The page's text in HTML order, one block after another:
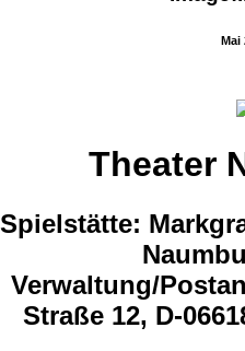
Mai
Theater
Spielstätte:
Verwaltung/
Straße 12, D-